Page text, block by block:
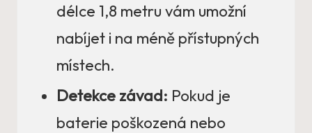
délce 1,8 metru vám umožní
nabíjet i na méně přístupných
místech.
Detekce závad: Pokud je
baterie poškozená nebo